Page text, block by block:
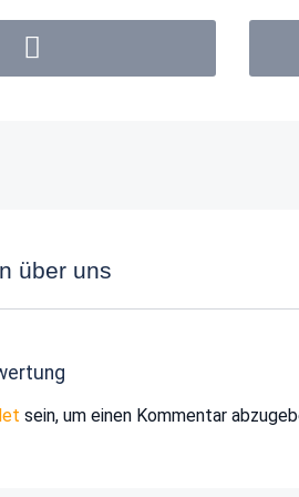
über uns
sein, um einen Kommentar